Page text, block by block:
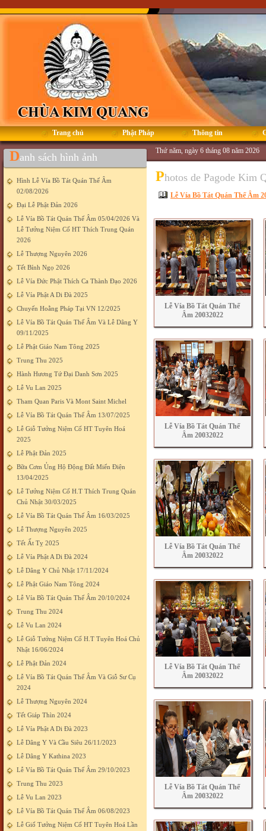
Trang chủ Phật Pháp Thông tin
Danh sách hình ảnh
Hình Lễ Vía Bồ Tát Quán Thế Âm
02/08/2026
Đại Lễ Phật Đản 2026
Lễ Vía Bồ Tát Quán Thế Âm 05/04/2026 Và
Lễ Tưởng Niệm Cố HT Thích Trung Quán
2026
Lễ Thượng Nguyên 2026
Tết Bính Ngọ 2026
Lễ Vía Đức Phật Thích Ca Thành Đạo 2026
Lễ Vía Phật A Di Đà 2025
Chuyến Hoằng Pháp Tại VN 12/2025
Lễ Vía Bồ Tát Quán Thế Âm Và Lễ Dâng Y
09/11/2025
Lễ Phật Giáo Nam Tông 2025
Trung Thu 2025
Hành Hương Tứ Đại Danh Sơn 2025
Lễ Vu Lan 2025
Tham Quan Paris Và Mont Saint Michel
Lễ Vía Bồ Tát Quán Thế Âm 13/07/2025
Lễ Giỗ Tưởng Niệm Cố HT Tuyên Hoá
2025
Lễ Phật Đản 2025
Bữa Cơm Ủng Hộ Động Đất Miến Điện
13/04/2025
Lễ Tưởng Niệm Cố H.T Thích Trung Quán
Chủ Nhật 30/03/2025
Lễ Vía Bồ Tát Quán Thế Âm 16/03/2025
Lễ Thượng Nguyên 2025
Tết Ất Tỵ 2025
Lễ Vía Phật A Di Đà 2024
Lễ Dâng Y Chủ Nhật 17/11/2024
Lễ Phật Giáo Nam Tông 2024
Lễ Vía Bồ Tát Quán Thế Âm 20/10/2024
Trung Thu 2024
Lễ Vu Lan 2024
Lễ Giỗ Tưởng Niệm Cố H.T Tuyên Hoá Chủ
Nhật 16/06/2024
Lễ Phật Đản 2024
Lễ Vía Bồ Tát Quán Thế Âm Và Giỗ Sư Cụ
2024
Lễ Thượng Nguyên 2024
Tết Giáp Thìn 2024
Lễ Vía Phật A Di Đà 2023
Lễ Dâng Y Và Cầu Siêu 26/11/2023
Lễ Dâng Y Kathina 2023
Lễ Vía Bồ Tát Quán Thế Âm 29/10/2023
Trung Thu 2023
Lễ Vu Lan 2023
Lễ Vía Bồ Tát Quán Thế Âm 06/08/2023
Lễ Giố Tưởng Niệm Cố HT Tuyên Hoá Lần
Thứ năm, ngày 6 tháng 08 năm 2026
Photos de Pagode Kim
Lễ Vía Bồ Tát Quán Thế Âm
Lễ Vía Bồ Tát Quán Thế
Âm 20032022
Lễ Vía Bồ Tát Quán Thế
Âm 20032022
Lễ Vía Bồ Tát Quán Thế
Âm 20032022
Lễ Vía Bồ Tát Quán Thế
Âm 20032022
Lễ Vía Bồ Tát Quán Thế
Âm 20032022